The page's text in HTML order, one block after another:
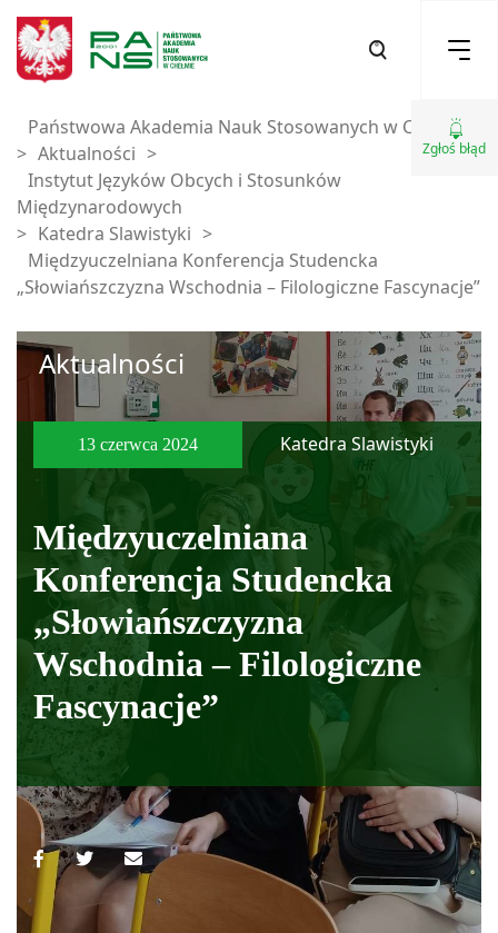
Zgłoś błąd
Państwowa Akademia Nauk Stosowanych w Chełmie
> Aktualności >
Instytut Języków Obcych i Stosunków
Międzynarodowych
> Katedra Slawistyki >
Międzyuczelniana Konferencja Studencka
„Słowiańszczyzna Wschodnia – Filologiczne Fascynacje”
Aktualności
13 czerwca 2024 Katedra Slawistyki
Międzyuczelniana
Konferencja Studencka
„Słowiańszczyzna
Wschodnia – Filologiczne
Fascynacje”